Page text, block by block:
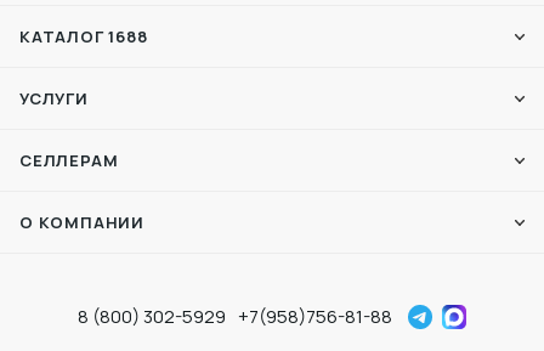
КАТАЛОГ 1688
УСЛУГИ
СЕЛЛЕРАМ
О КОМПАНИИ
8 (800) 302-5929 +7(958)756-81-88